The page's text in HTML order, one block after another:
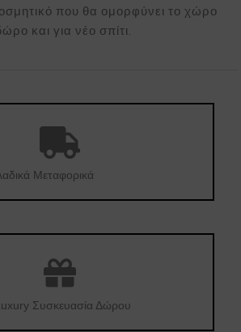
που θα ομορφύνει το χώρο
και για νέο σπίτι.
Μεταφορικά
Συσκευασία Δώρου